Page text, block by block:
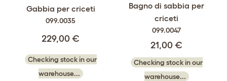
Gabbia per criceti
099.0035
229,00 €
Checking stock in our
warehouse...
Bagno di sabbia per
criceti
099.0047
21,00 €
Checking stock in our
warehouse...